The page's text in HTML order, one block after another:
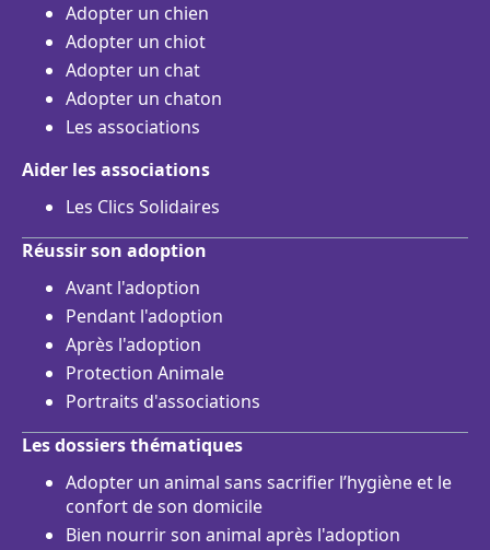
Adopter un chien
Adopter un chiot
Adopter un chat
Adopter un chaton
Les associations
Aider les associations
Les Clics Solidaires
Réussir son adoption
Avant l'adoption
Pendant l'adoption
Après l'adoption
Protection Animale
Portraits d'associations
Les dossiers thématiques
Adopter un animal sans sacrifier l’hygiène et le
confort de son domicile
Bien nourrir son animal après l'adoption